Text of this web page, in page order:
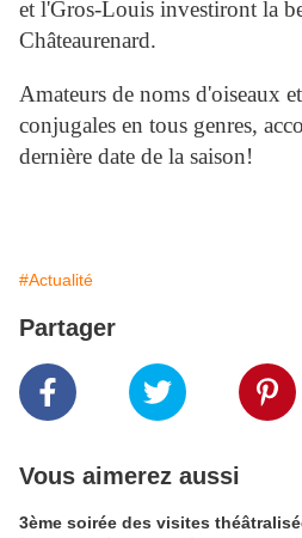
et l'Gros-Louis investiront la
Châteaurenard.
Amateurs de noms d'oiseaux
conjugales en tous genres,
dernière date de la saison!
#Actualité
Partager
Vous aimerez aussi
3ème soirée des visites